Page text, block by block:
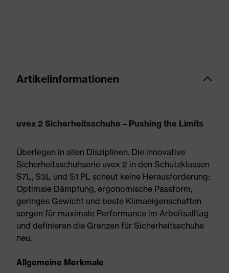
Artikelinformationen
uvex 2 Sicherheitsschuhe – Pushing the Limits
Überlegen in allen Disziplinen. Die innovative
Sicherheitsschuhserie uvex 2 in den Schutzklassen
S7L, S3L und S1 PL scheut keine Herausforderung:
Optimale Dämpfung, ergonomische Passform,
geringes Gewicht und beste Klimaeigenschaften
sorgen für maximale Performance im Arbeitsalltag
und definieren die Grenzen für Sicherheitsschuhe
neu.
Allgemeine Merkmale